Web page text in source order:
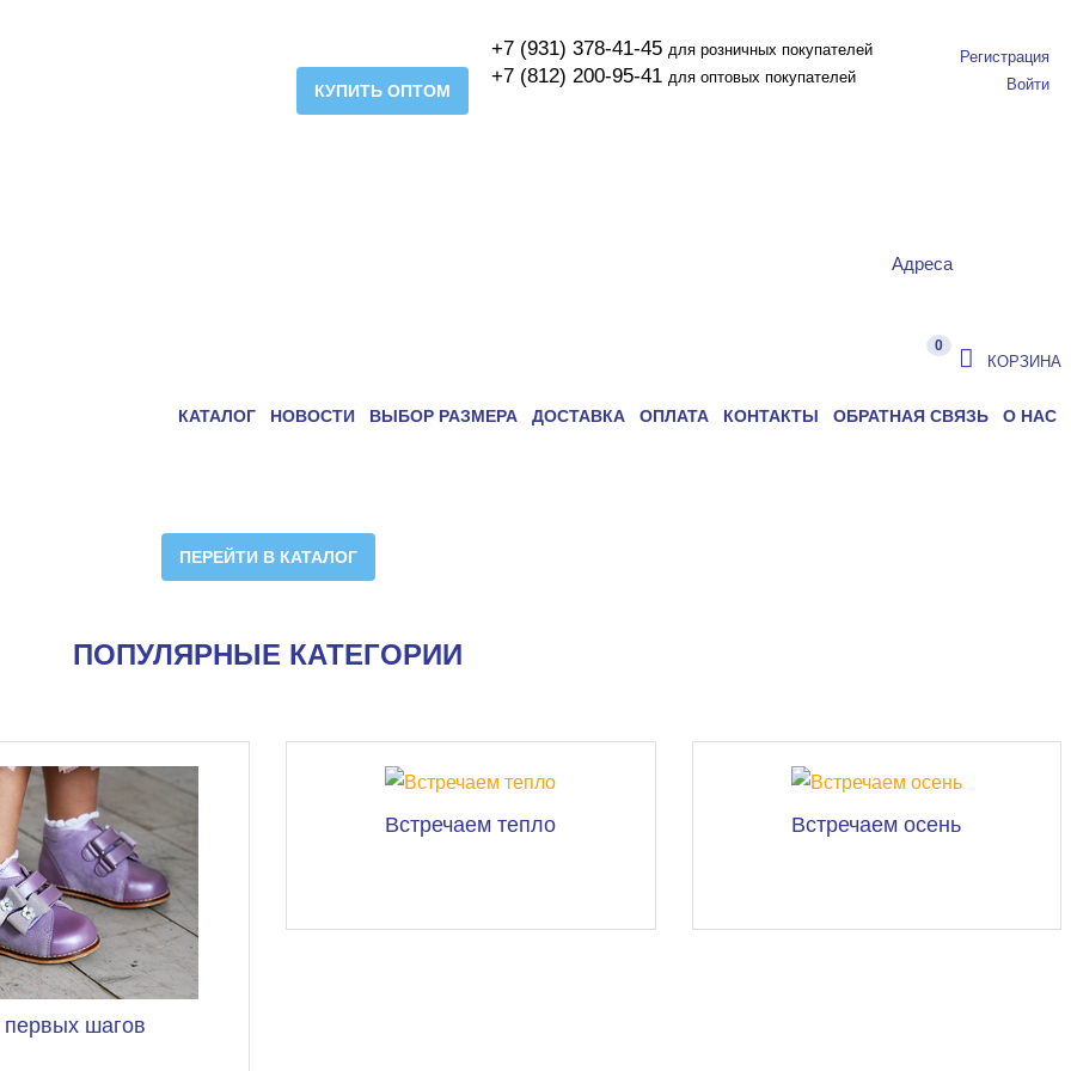
КУПИТЬ ОПТОМ
+7 (931) 378-41-45 для розничных покупателей
+7 (812) 200-95-41 для оптовых покупателей
Адреса
Регистрация
Войти
0
КОРЗИНА
КАТАЛОГ НОВОСТИ ВЫБОР РАЗМЕРА ДОСТАВКА ОПЛАТА КОНТАКТЫ ОБРАТНАЯ СВЯЗЬ О НАС
ПЕРЕЙТИ В КАТАЛОГ
ПОПУЛЯРНЫЕ КАТЕГОРИИ
шагов
Встречаем тепло Встречаем осень